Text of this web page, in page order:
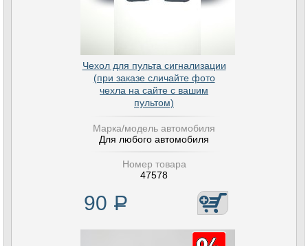
Чехол для пульта сигнализации
(при заказе сличайте фото
чехла на сайте с вашим
пультом)
Марка/модель автомобиля
Для любого автомобиля
Номер товара
47578
90 Р